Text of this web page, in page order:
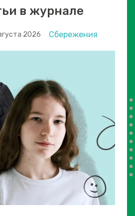
в журнале
2026 Сбережения